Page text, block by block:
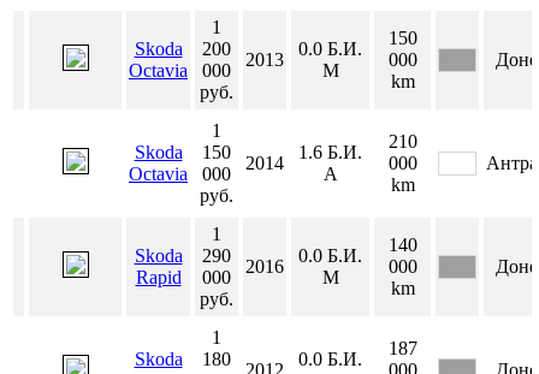
Skoda
Octavia
1
200
000
руб.
2013
0.0 Б.И.
М
150
000
km
Skoda
Octavia
1
150
000
руб.
2014
1.6 Б.И.
А
210
000
km
Skoda
Rapid
1
290
000
руб.
2016
0.0 Б.И.
М
140
000
km
Skoda
1
180
2012
0.0 Б.И.
187
000